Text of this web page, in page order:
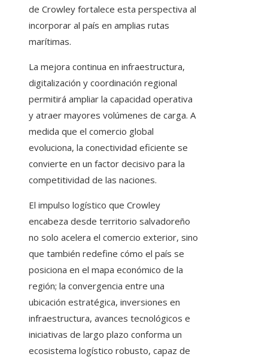
de Crowley fortalece esta perspectiva al
incorporar al país en amplias rutas
marítimas.
La mejora continua en infraestructura,
digitalización y coordinación regional
permitirá ampliar la capacidad operativa
y atraer mayores volúmenes de carga. A
medida que el comercio global
evoluciona, la conectividad eficiente se
convierte en un factor decisivo para la
competitividad de las naciones.
El impulso logístico que Crowley
encabeza desde territorio salvadoreño
no solo acelera el comercio exterior, sino
que también redefine cómo el país se
posiciona en el mapa económico de la
región; la convergencia entre una
ubicación estratégica, inversiones en
infraestructura, avances tecnológicos e
iniciativas de largo plazo conforma un
ecosistema logístico robusto, capaz de